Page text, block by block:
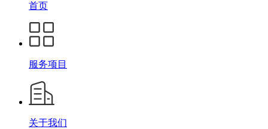
首页
服务项目
关于我们